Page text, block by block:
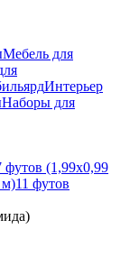
Мебель для
Интерьер
Наборы для
футов (1,99х0,99
м)11 футов